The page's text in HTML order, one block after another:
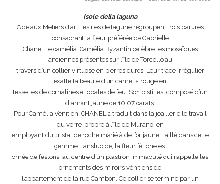
Isole della laguna
Ode aux Métiers d’art, les îles de lagune regroupent trois parures
consacrant la fleur préférée de Gabrielle
Chanel, le camélia. Camélia Byzantin célèbre les mosaïques
anciennes présentes sur l’île de Torcello au
travers d’un collier virtuose en pierres dures. Leur tracé irrégulier
exalte la beauté d’un camélia rouge en
tesselles de cornalines et opales de feu. Son pistil est composé d’un
diamant jaune de 10,07 carats.
Pour Camélia Vénitien, CHANEL a traduit dans la joaillerie le travail
du verre, propre à l’île de Murano, en
employant du cristal de roche marié à de l’or jaune. Taillé dans cette
gemme translucide, la fleur fétiche est
ornée de festons, au centre d’un plastron immaculé qui rappelle les
ornements des miroirs vénitiens de
l’appartement de la rue Cambon. Ce collier se termine par un